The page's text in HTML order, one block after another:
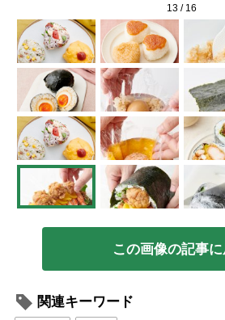
13/ 16
この画像の記事
関連キーワード